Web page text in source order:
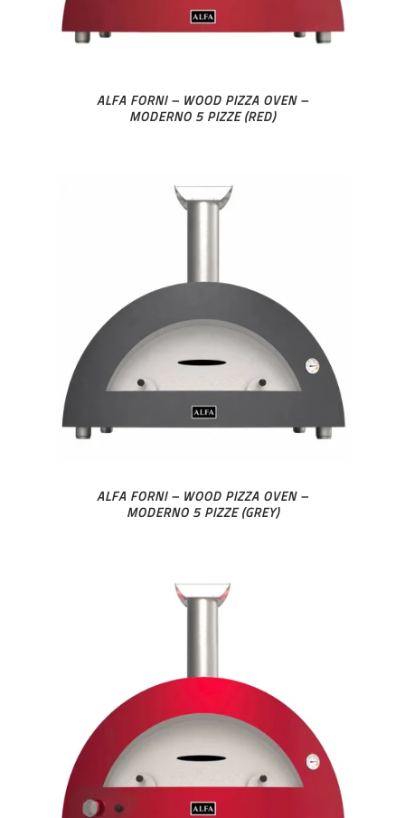
ALFA FORNI – WOOD PIZZA OVEN –
MODERNO 5 PIZZE (RED)
ALFA FORNI – WOOD PIZZA OVEN –
MODERNO 5 PIZZE (GREY)